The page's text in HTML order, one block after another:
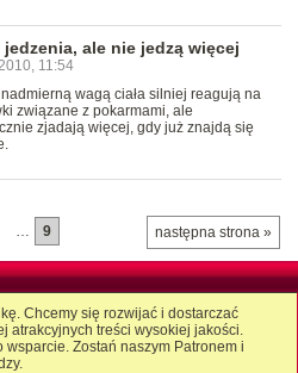
jedzenia, ale nie jedzą więcej
11:54
wagą ciała silniej reagują na
związane z pokarmami, ale
zjadają więcej, gdy już znajdą się
następna strona »
9
Chcemy się rozwijać i dostarczać
atrakcyjnych treści wysokiej jakości.
Zostań naszym Patronem i